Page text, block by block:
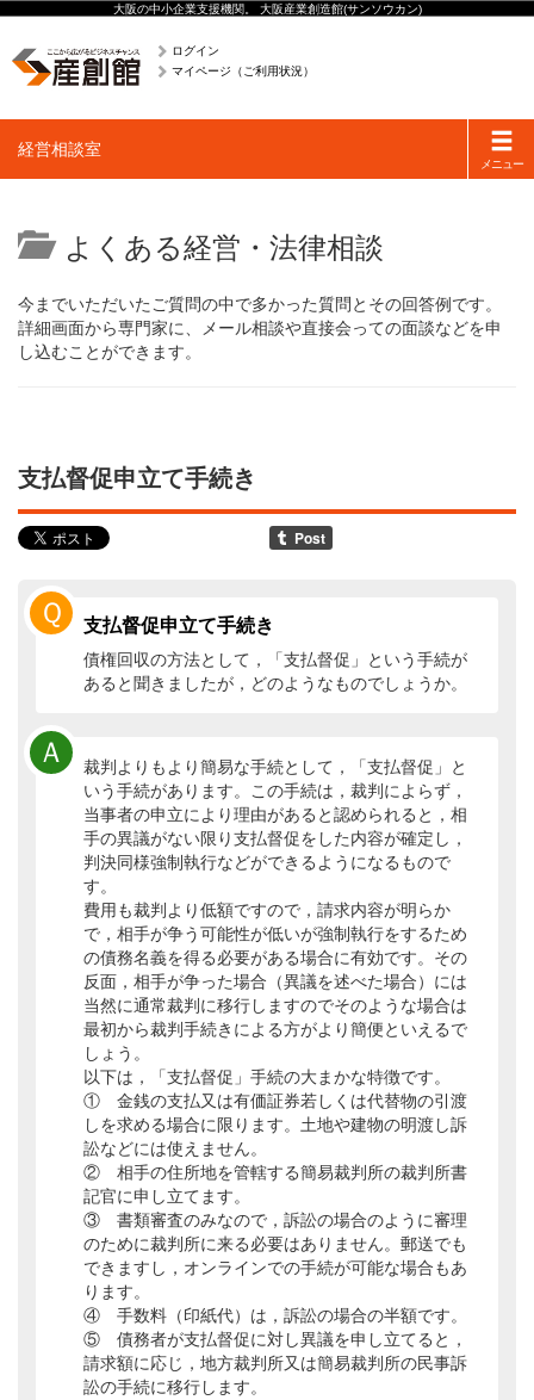
大阪の中小企業支援機関。 大阪産業創造館(サンソウカン)
ログイン
マイページ（ご利用状況）
Toggle
メニュー
経営相談室
よくある経営・法律相談
今までいただいたご質問の中で多かった質問とその回答例です。
詳細画面から専門家に、メール相談や直接会っての面談などを申
し込むことができます。
支払督促申立て手続き
Ｑ 支払督促申立て手続き
債権回収の方法として，「支払督促」という手続が
あると聞きましたが，どのようなものでしょうか。
Ａ
裁判よりもより簡易な手続として，「支払督促」と
いう手続があります。この手続は，裁判によらず，
当事者の申立により理由があると認められると，相
手の異議がない限り支払督促をした内容が確定し，
判決同様強制執行などができるようになるもので
す。
費用も裁判より低額ですので，請求内容が明らか
で，相手が争う可能性が低いが強制執行をするため
の債務名義を得る必要がある場合に有効です。その
反面，相手が争った場合（異議を述べた場合）には
当然に通常裁判に移行しますのでそのような場合は
最初から裁判手続きによる方がより簡便といえるで
しょう。
以下は，「支払督促」手続の大まかな特徴です。
① 金銭の支払又は有価証券若しくは代替物の引渡
しを求める場合に限ります。土地や建物の明渡し訴
訟などには使えません。
② 相手の住所地を管轄する簡易裁判所の裁判所書
記官に申し立てます。
③ 書類審査のみなので，訴訟の場合のように審理
のために裁判所に来る必要はありません。郵送でも
できますし，オンラインでの手続が可能な場合もあ
ります。
④ 手数料（印紙代）は，訴訟の場合の半額です。
⑤ 債務者が支払督促に対し異議を申し立てると，
請求額に応じ，地方裁判所又は簡易裁判所の民事訴
訟の手続に移行します。